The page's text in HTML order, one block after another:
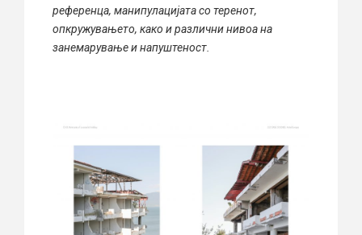
референца, манипулацијата со теренот,
опкружувањето, како и различни нивоа на
занемарување и напуштеност.